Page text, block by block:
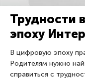
Трудности
эпоху
В цифровую эпоху
Родителям нужно
справиться с